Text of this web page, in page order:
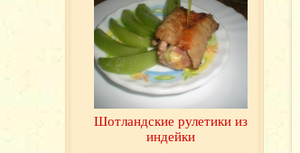
Шотландские рулетики из
индейки